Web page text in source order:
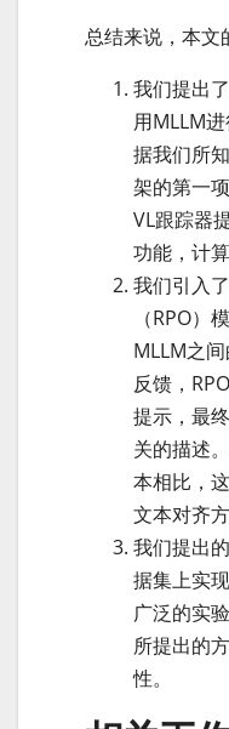
总结来说，本文
我们提出
用MLLM
据我们所
架的第一
VL跟踪器
功能，计
我们引入
（RPO）
MLLM之
反馈，
提示，最
关的描述
本相比，
文本对齐
我们提出
据集上实
广泛的实
所提出的
性。